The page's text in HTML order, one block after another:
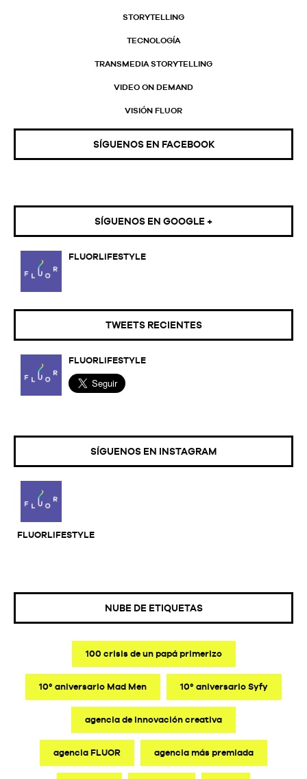
STORYTELLING
TECNOLOGÍA
TRANSMEDIA STORYTELLING
VIDEO ON DEMAND
VISIÓN FLUOR
SÍGUENOS EN FACEBOOK
SÍGUENOS EN GOOGLE +
FLUORLIFESTYLE
TWEETS RECIENTES
FLUORLIFESTYLE
SÍGUENOS EN INSTAGRAM
FLUORLIFESTYLE
NUBE DE ETIQUETAS
100 crisis de un papá primerizo
10º aniversario Mad Men 10º aniversario Syfy
agencia de innovación creativa
agencia FLUOR agencia más premiada